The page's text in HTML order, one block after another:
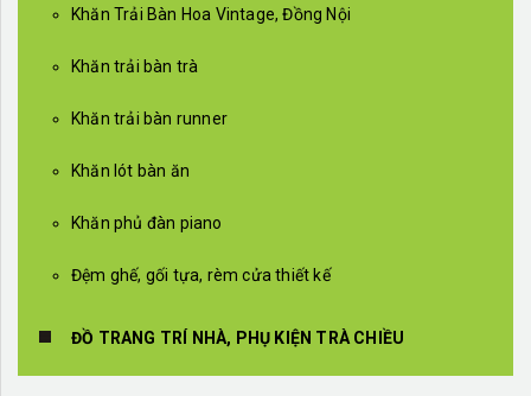
Khăn Trải Bàn Hoa Vintage, Đồng Nội
Khăn trải bàn trà
Khăn trải bàn runner
Khăn lót bàn ăn
Khăn phủ đàn piano
Đệm ghế, gối tựa, rèm cửa thiết kế
ĐỒ TRANG TRÍ NHÀ, PHỤ KIỆN TRÀ CHIỀU